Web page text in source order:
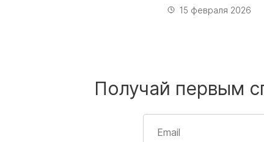
15 февраля 2026
Получай первым